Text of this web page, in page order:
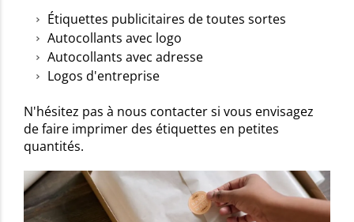
Étiquettes publicitaires de toutes sortes
Autocollants avec logo
Autocollants avec adresse
Logos d'entreprise
N'hésitez pas à nous contacter si vous envisagez
de faire imprimer des étiquettes en petites
quantités.